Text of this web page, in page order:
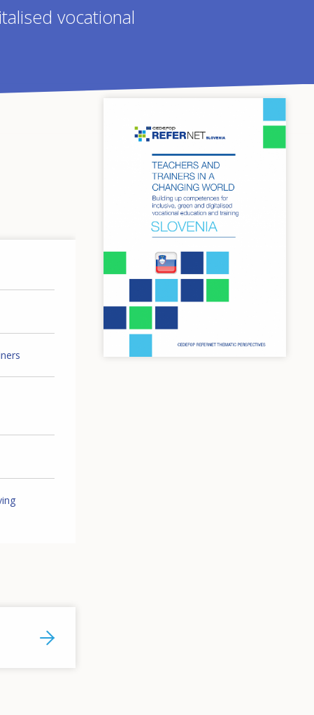
vocational